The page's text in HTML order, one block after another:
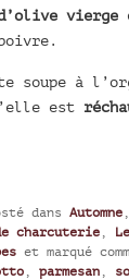
vierge
soupe à
est
dans Automne
charcuterie
et marqué
parmesan